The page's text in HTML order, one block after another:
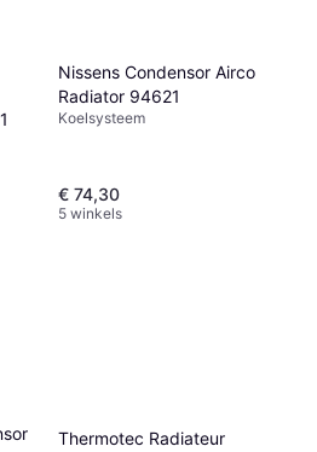
Nissens Condensor Airco
Radiator 94621
Koelsysteem
€ 74,30
5 winkels
Thermotec Radiateur